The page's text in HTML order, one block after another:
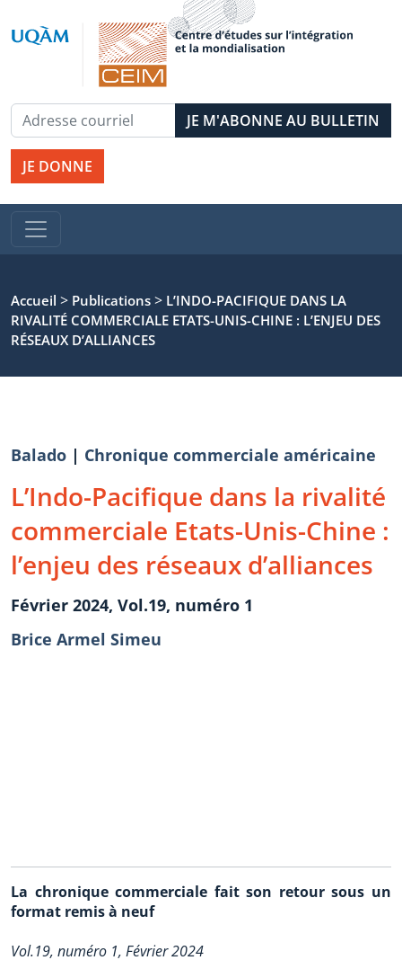
JE DONNE
Accueil > Publications > L’INDO-PACIFIQUE DANS LA
RIVALITÉ COMMERCIALE ETATS-UNIS-CHINE : L’ENJEU DES
RÉSEAUX D’ALLIANCES
Balado | Chronique commerciale américaine
L’Indo-Pacifique dans la rivalité
commerciale Etats-Unis-Chine :
l’enjeu des réseaux d’alliances
Février 2024, Vol.19, numéro 1
Brice Armel Simeu
La chronique commerciale fait son retour sous un
format remis à neuf
Vol.19, numéro 1, Février 2024